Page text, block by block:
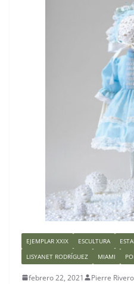
EJEMPLAR XXIX ESCULTURA
LISYANET RODRÍGUEZ
MIAMI
febrero 22, 2021 Pierre Rivero